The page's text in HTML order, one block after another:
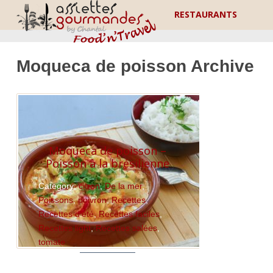
RESTAURANTS
Moqueca de poisson Archive
Moqueca de poisson –
Poisson à la brésilienne
Category:citron,De la mer,
Poissons,poivron,Recettes,
Recettes d'été,Recettes faciles,
Recettes light,Recettes salées,
tomate